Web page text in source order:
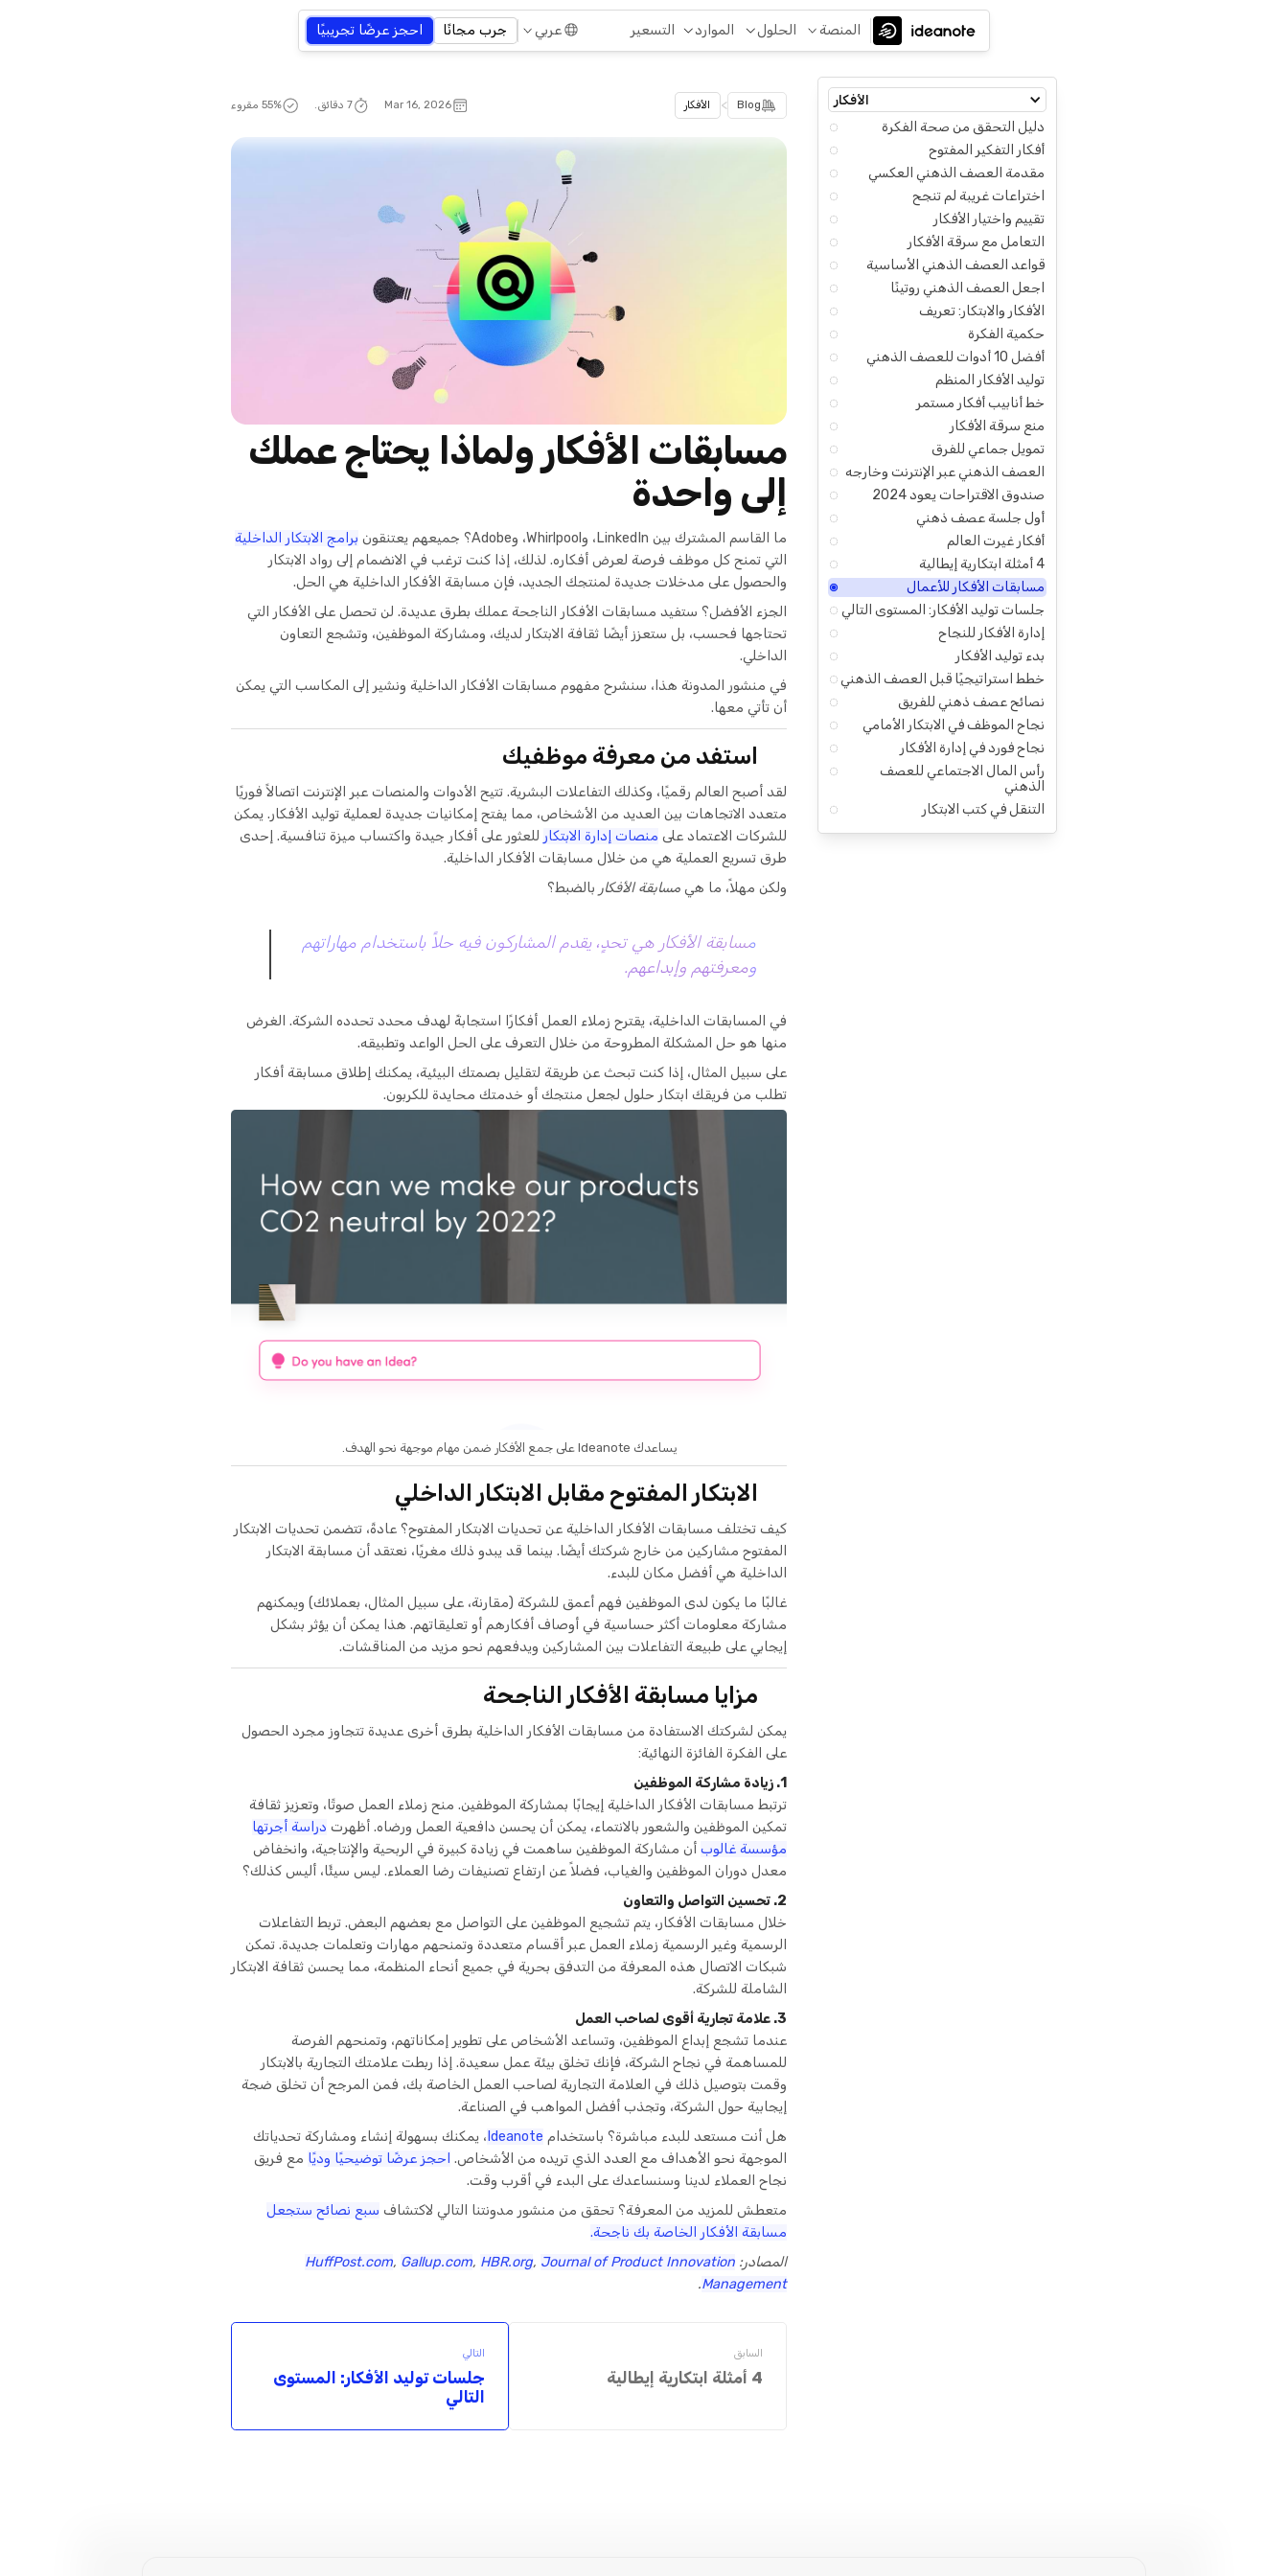
المنصة الحلول الموارد التسعير عربي جرب مجانًا احجز عرضًا تجريبيًا
الأفكار
دليل التحقق من صحة الفكرة
أفكار التفكير المفتوح
مقدمة العصف الذهني العكسي
اختراعات غريبة لم تنجح
تقييم واختيار الأفكار
التعامل مع سرقة الأفكار
قواعد العصف الذهني الأساسية
اجعل العصف الذهني روتينًا
الأفكار والابتكار: تعريف
حكمية الفكرة
أفضل 10 أدوات للعصف الذهني
توليد الأفكار المنظم
خط أنابيب أفكار مستمر
منع سرقة الأفكار
تمويل جماعي للفرق
العصف الذهني عبر الإنترنت وخارجه
صندوق الاقتراحات يعود 2024
أول جلسة عصف ذهني
أفكار غيرت العالم
4 أمثلة ابتكارية إيطالية
مسابقات الأفكار للأعمال
جلسات توليد الأفكار: المستوى التالي
إدارة الأفكار للنجاح
بدء توليد الأفكار
خطط استراتيجيًا قبل العصف الذهني
نصائح عصف ذهني للفريق
نجاح الموظف في الابتكار الأمامي
نجاح فورد في إدارة الأفكار
رأس المال الاجتماعي للعصف
الذهني
التنقل في كتب الابتكار
Blog
> الأفكار Mar 16, 2026 7 دقائق. 56% مقروء
مسابقات الأفكار ولماذا يحتاج عملك
إلى واحدة
ما القاسم المشترك بين LinkedIn، وWhirlpool، وAdobe؟ جميعهم يعتنقون
برامج الابتكار الداخلية
التي تمنح كل موظف فرصة لعرض أفكاره. لذلك، إذا كنت ترغب في الانضمام إلى رواد الابتكار
والحصول على مدخلات جديدة لمنتجك الجديد، فإن مسابقة الأفكار الداخلية هي الحل.
الجزء الأفضل؟ ستفيد مسابقات الأفكار الناجحة عملك بطرق عديدة. لن تحصل على الأفكار التي
تحتاجها فحسب، بل ستعزز أيضًا ثقافة الابتكار لديك، ومشاركة الموظفين، وتشجع التعاون
الداخلي.
في منشور المدونة هذا، سنشرح مفهوم مسابقات الأفكار الداخلية ونشير إلى المكاسب التي يمكن
أن تأتي معها.
استفد من معرفة موظفيك
لقد أصبح العالم رقميًا، وكذلك التفاعلات البشرية. تتيح الأدوات والمنصات عبر الإنترنت اتصالاً فوريًا
متعدد الاتجاهات بين العديد من الأشخاص، مما يفتح إمكانيات جديدة لعملية توليد الأفكار. يمكن
للشركات الاعتماد على منصات إدارة الابتكار للعثور على أفكار جيدة واكتساب ميزة تنافسية. إحدى
طرق تسريع العملية هي من خلال مسابقات الأفكار الداخلية.
ولكن مهلاً، ما هي مسابقة الأفكار بالضبط؟
مسابقة الأفكار هي تحدٍ، يقدم المشاركون فيه حلاً باستخدام مهاراتهم
ومعرفتهم وإبداعهم.
في المسابقات الداخلية، يقترح زملاء العمل أفكارًا استجابةً لهدف محدد تحدده الشركة. الغرض
منها هو حل المشكلة المطروحة من خلال التعرف على الحل الواعد وتطبيقه.
على سبيل المثال، إذا كنت تبحث عن طريقة لتقليل بصمتك البيئية، يمكنك إطلاق مسابقة أفكار
تطلب من فريقك ابتكار حلول لجعل منتجك أو خدمتك محايدة للكربون.
يساعدك Ideanote على جمع الأفكار ضمن مهام موجهة نحو الهدف.
الابتكار المفتوح مقابل الابتكار الداخلي
كيف تختلف مسابقات الأفكار الداخلية عن تحديات الابتكار المفتوح؟ عادةً، تتضمن تحديات الابتكار
المفتوح مشاركين من خارج شركتك أيضًا. بينما قد يبدو ذلك مغريًا، نعتقد أن مسابقة الابتكار
الداخلية هي أفضل مكان للبدء.
غالبًا ما يكون لدى الموظفين فهم أعمق للشركة (مقارنة، على سبيل المثال، بعملائك) ويمكنهم
مشاركة معلومات أكثر حساسية في أوصاف أفكارهم أو تعليقاتهم. هذا يمكن أن يؤثر بشكل
إيجابي على طبيعة التفاعلات بين المشاركين ويدفعهم نحو مزيد من المناقشات.
مزايا مسابقة الأفكار الناجحة
يمكن لشركتك الاستفادة من مسابقات الأفكار الداخلية بطرق أخرى عديدة تتجاوز مجرد الحصول
على الفكرة الفائزة النهائية:
1. زيادة مشاركة الموظفين
ترتبط مسابقات الأفكار الداخلية إيجابًا بمشاركة الموظفين. منح زملاء العمل صوتًا، وتعزيز ثقافة
تمكين الموظفين والشعور بالانتماء، يمكن أن يحسن دافعية العمل ورضاه. أظهرت دراسة أجرتها
مؤسسة غالوب أن مشاركة الموظفين ساهمت في زيادة كبيرة في الربحية والإنتاجية، وانخفاض
معدل دوران الموظفين والغياب، فضلاً عن ارتفاع تصنيفات رضا العملاء. ليس سيئًا، أليس كذلك؟
2. تحسين التواصل والتعاون
خلال مسابقات الأفكار، يتم تشجيع الموظفين على التواصل مع بعضهم البعض. تربط التفاعلات
الرسمية وغير الرسمية زملاء العمل عبر أقسام متعددة وتمنحهم مهارات وتعلمات جديدة. تمكن
شبكات الاتصال هذه المعرفة من التدفق بحرية في جميع أنحاء المنظمة، مما يحسن ثقافة الابتكار
الشاملة للشركة.
3. علامة تجارية أقوى لصاحب العمل
عندما تشجع إبداع الموظفين، وتساعد الأشخاص على تطوير إمكاناتهم، وتمنحهم الفرصة
للمساهمة في نجاح الشركة، فإنك تخلق بيئة عمل سعيدة. إذا ربطت علامتك التجارية بالابتكار
وقمت بتوصيل ذلك في العلامة التجارية لصاحب العمل الخاصة بك، فمن المرجح أن تخلق ضجة
إيجابية حول الشركة، وتجذب أفضل المواهب في الصناعة.
هل أنت مستعد للبدء مباشرة؟ باستخدام Ideanote ، يمكنك بسهولة إنشاء ومشاركة تحدياتك
الموجهة نحو الأهداف مع العدد الذي تريده من الأشخاص. احجز عرضًا توضيحيًا وديًا مع فريق
نجاح العملاء لدينا وسنساعدك على البدء في أقرب وقت.
متعطش للمزيد من المعرفة؟ تحقق من منشور مدونتنا التالي لاكتشاف سبع نصائح ستجعل
مسابقة الأفكار الخاصة بك ناجحة.
المصادر:
HuffPost.com, Gallup.com, HBR.org, Journal of Product Innovation
Management
.
السابق
4 أمثلة ابتكارية إيطالية
التالي
جلسات توليد الأفكار: المستوى
التالي